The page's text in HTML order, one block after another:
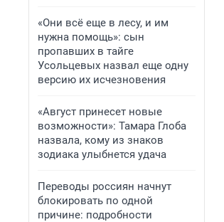
«Они всё еще в лесу, и им
нужна помощь»: сын
пропавших в тайге
Усольцевых назвал еще одну
версию их исчезновения
«Август принесет новые
возможности»: Тамара Глоба
назвала, кому из знаков
зодиака улыбнется удача
Переводы россиян начнут
блокировать по одной
причине: подробности